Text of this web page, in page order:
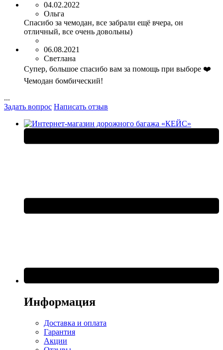
04.02.2022
Ольга
Спасибо за чемодан, все забрали ещё вчера, он
отличный, все очень довольны)
06.08.2021
Светлана
Супер, большое спасибо вам за помощь при выборе ❤️
Чемодан бомбический!
...
Задать вопрос Написать отзыв
Информация
Доставка и оплата
Гарантия
Акции